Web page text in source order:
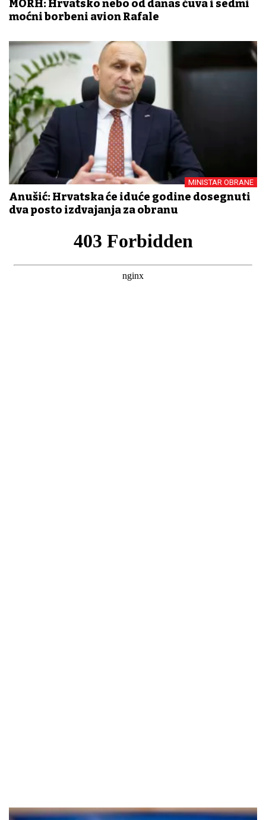
MORH: Hrvatsko nebo od danas čuva i sedmi
moćni borbeni avion Rafale
MINISTAR OBRANE
Anušić: Hrvatska će iduće godine dosegnuti
dva posto izdvajanja za obranu